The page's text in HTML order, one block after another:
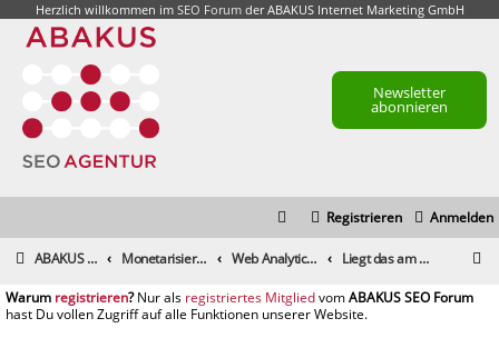
Herzlich willkommen im SEO Forumder ABAKUS Internet Marketing GmbH
Newsletter
abonnieren
Anmelden
Registrieren
ABAKUS Foren-Übersicht Monetarisierung & Controlling Web Analytics & Controlling Liegt das am Plugin?
registrieren registriertes Mitglied